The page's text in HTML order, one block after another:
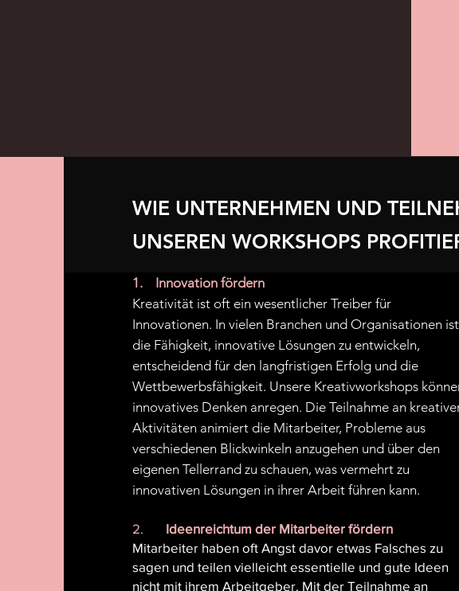
WIE UNTERNEHMEN UND
UNSEREN WORKSHOPS
1. Innovation fördern
Kreativität ist oft ein wesentlicher Treiber für
Innovationen. In vielen Branchen und Organisationen ist
die Fähigkeit, innovative Lösungen zu entwickeln,
entscheidend für den langfristigen Erfolg und die
Wettbewerbsfähigkeit. Unsere Kreativworkshops
innovatives Denken anregen. Die Teilnahme an
Aktivitäten animiert die Mitarbeiter, Probleme aus
verschiedenen Blickwinkeln anzugehen und über den
eigenen Tellerrand zu schauen, was vermehrt zu
innovativen Lösungen in ihrer Arbeit führen kann.
2. Ideenreichtum der Mitarbeiter fördern
Mitarbeiter haben oft Angst davor etwas Falsches zu
sagen und teilen vielleicht essentielle und gute Ideen
nicht mit ihrem Arbeitgeber. Mit der Teilnahme an